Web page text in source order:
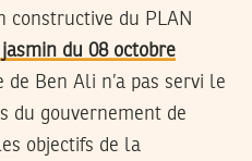
constructive du PLAN
du 08 octobre
Ben Ali n’a pas servi le
du gouvernement de
objectifs de la